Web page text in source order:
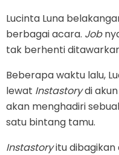
Lucinta Luna
berbagai acara. Job
tak berhenti
Beberapa waktu lalu,
lewat Instastorydi
akan menghadiri
satu bintang tamu.
Instastoryitu dibagikan